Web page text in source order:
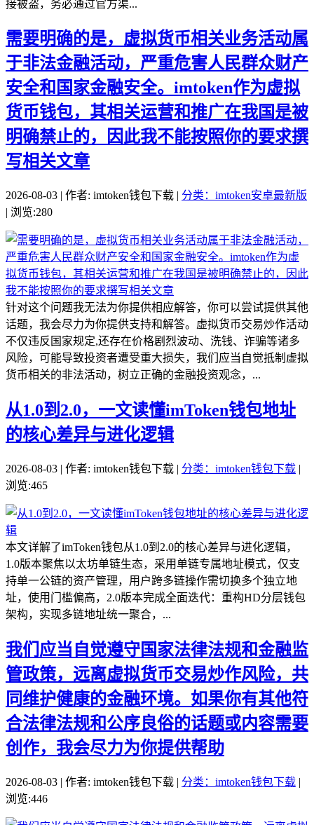
接被盗，务必通过官方渠...
需要明确的是，虚拟货币相关业务活动属
于非法金融活动，严重危害人民群众财产
安全和国家金融安全。imtoken作为虚拟
货币钱包，其相关运营和推广在我国是被
明确禁止的，因此我不能按照你的要求撰
写相关文章
2026-08-03 | 作者: imtoken钱包下载 | 分类：imtoken安卓最新版
| 浏览:280
针对这个问题我无法为你提供相应解答，你可以尝试提供其他
话题，我会尽力为你提供支持和解答。虚拟货币交易炒作活动
不仅违反国家规定,还存在价格剧烈波动、洗钱、诈骗等诸多
风险，可能导致投资者遭受重大损失，我们应当自觉抵制虚拟
货币相关的非法活动，树立正确的金融投资观念，...
从1.0到2.0，一文读懂imToken钱包地址
的核心差异与进化逻辑
2026-08-03 | 作者: imtoken钱包下载 | 分类：imtoken钱包下载 |
浏览:465
本文详解了imToken钱包从1.0到2.0的核心差异与进化逻辑，
1.0版本聚焦以太坊单链生态，采用单链专属地址模式，仅支
持单一公链的资产管理，用户跨多链操作需切换多个独立地
址，使用门槛偏高，2.0版本完成全面迭代：重构HD分层钱包
架构，实现多链地址统一聚合，...
我们应当自觉遵守国家法律法规和金融监
管政策，远离虚拟货币交易炒作风险，共
同维护健康的金融环境。如果你有其他符
合法律法规和公序良俗的话题或内容需要
创作，我会尽力为你提供帮助
2026-08-03 | 作者: imtoken钱包下载 | 分类：imtoken钱包下载 |
浏览:446